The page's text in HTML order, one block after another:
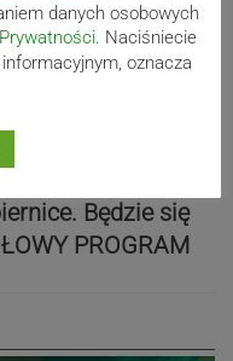
po kolejne
Będzie się
PROGRAM
danych osobowych
. Naciśniecie
oznacza